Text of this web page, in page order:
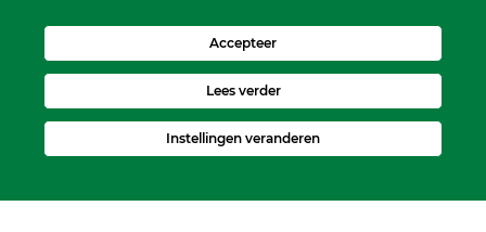
Accepteer
Lees verder
Instellingen veranderen